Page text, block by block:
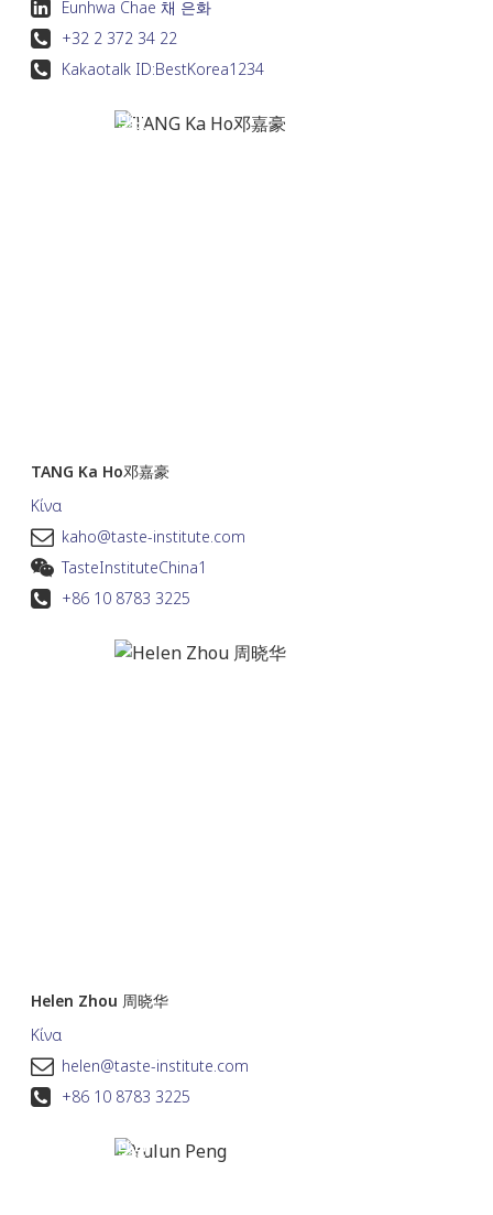
Eunhwa Chae 채 은화
+32 2 372 34 22
Kakaotalk ID:BestKorea1234
TANG Ka Ho邓嘉豪
Κίνα
kaho@taste-institute.com
TasteInstituteChina1
+86 10 8783 3225
Helen Zhou 周晓华
Κίνα
helen@taste-institute.com
+86 10 8783 3225